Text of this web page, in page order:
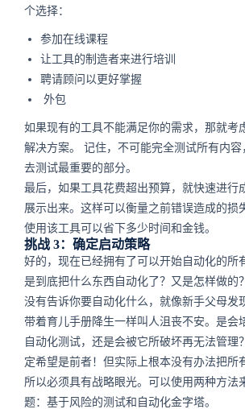
个选择：
参加在线课程
让工具的制造者来进行培训
聘请顾问以更好掌握
外包
如果现有的工具不能满足你的需求，那就考
解决方案。 记住，不可能完全测试所有内
去测试最重要的部分。
最后，如果工具花费超出预算，就快速进行
展示出来。这样可以衡量之前错误造成的损
使用该工具可以省下多少时间和金钱。
挑战 3：确定启动策略
好的，现在已经拥有了可以开始自动化的所
是到底把什么东西自动化了？又是怎样做的
没有告诉你要自动化什么，就像新手父母发
带着育儿手册降生一样叫人沮丧不安。是会
自动化测试，还是会被它所破坏再无法管理
定希望是前者！但实际上根本没有办法把所
所以必须具有战略眼光。可以使用两种方法
题：基于风险的测试和自动化金字塔。